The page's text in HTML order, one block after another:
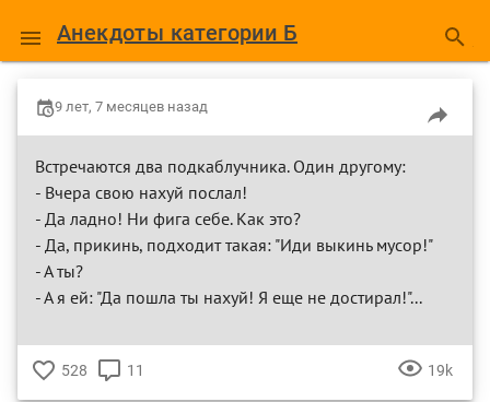
Анекдоты категории Б
9 лет, 7 месяцев назад
Встречаются два подкаблучника. Один другому:
- Вчера свою нахуй послал!
- Да ладно! Ни фига себе. Как это?
- Да, прикинь, подходит такая: "Иди выкинь мусор!"
- А ты?
- А я ей: "Да пошла ты нахуй! Я еще не достирал!"...
528 11 19k